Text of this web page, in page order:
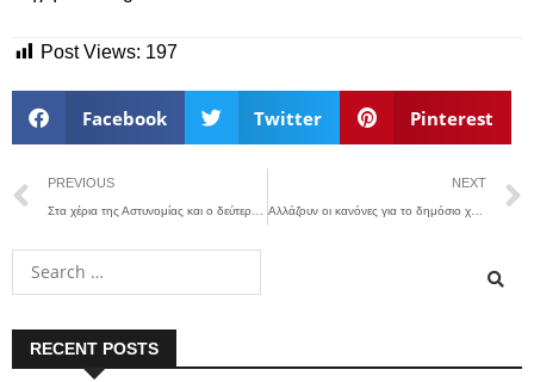
Post Views: 197
Facebook Twitter Pinterest
PREVIOUS NEXT
Αλλάζουν οι κανόνες για το δημόσιο χρέος στην ΕΕ: Πώς θα επηρεάσει το νέο Σύμφωνο Σταθερότητας την Ελλάδα
RECENT POSTS